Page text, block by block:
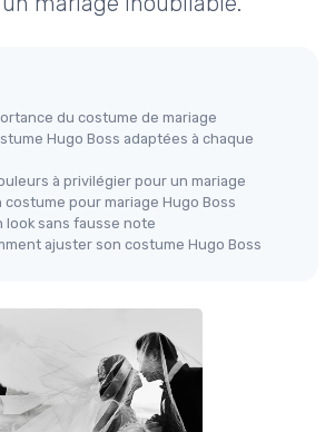
du costume de mariage
Hugo Boss adaptées à chaque
à privilégier pour un mariage
pour mariage Hugo Boss
look sans fausse note
ajuster son costume Hugo Boss